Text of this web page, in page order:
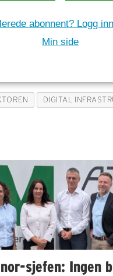
abonnent? Logg
Min side
DIGITAL
sjefen: Ingen